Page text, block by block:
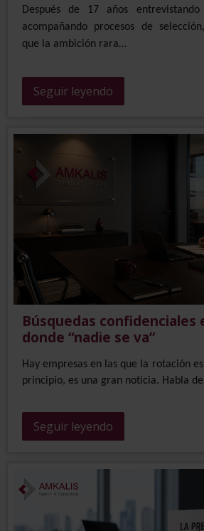
Después de 17 años
acompañando procesos de
que la ambición rara…
Seguir leyendo
Búsquedas confidenciales
donde “nadie se va”
Hay empresas en las que la rotación
principio, es una gran noticia. Habla
Seguir leyendo